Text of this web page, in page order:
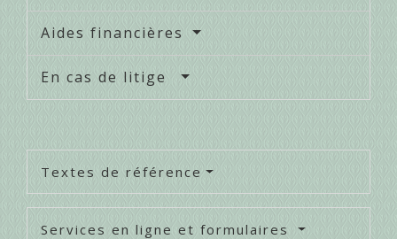
Aides financières
En cas de litige
Textes de référence
Services en ligne et formulaires